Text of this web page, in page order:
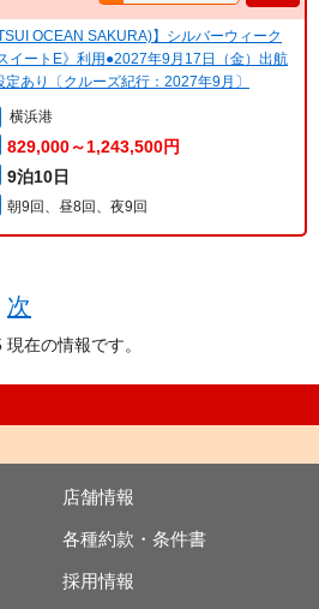
OCEAN SAKURA)】シルバーウィーク
イートE》利用●2027年9月17日（金）出航
あり〔クルーズ紀行：2027年9月〕
横浜港
829,000～1,243,500円
9泊10日
朝9回、昼8回、夜9回
次
在の情報です。
店舗情報
各種約款・条件書
採用情報